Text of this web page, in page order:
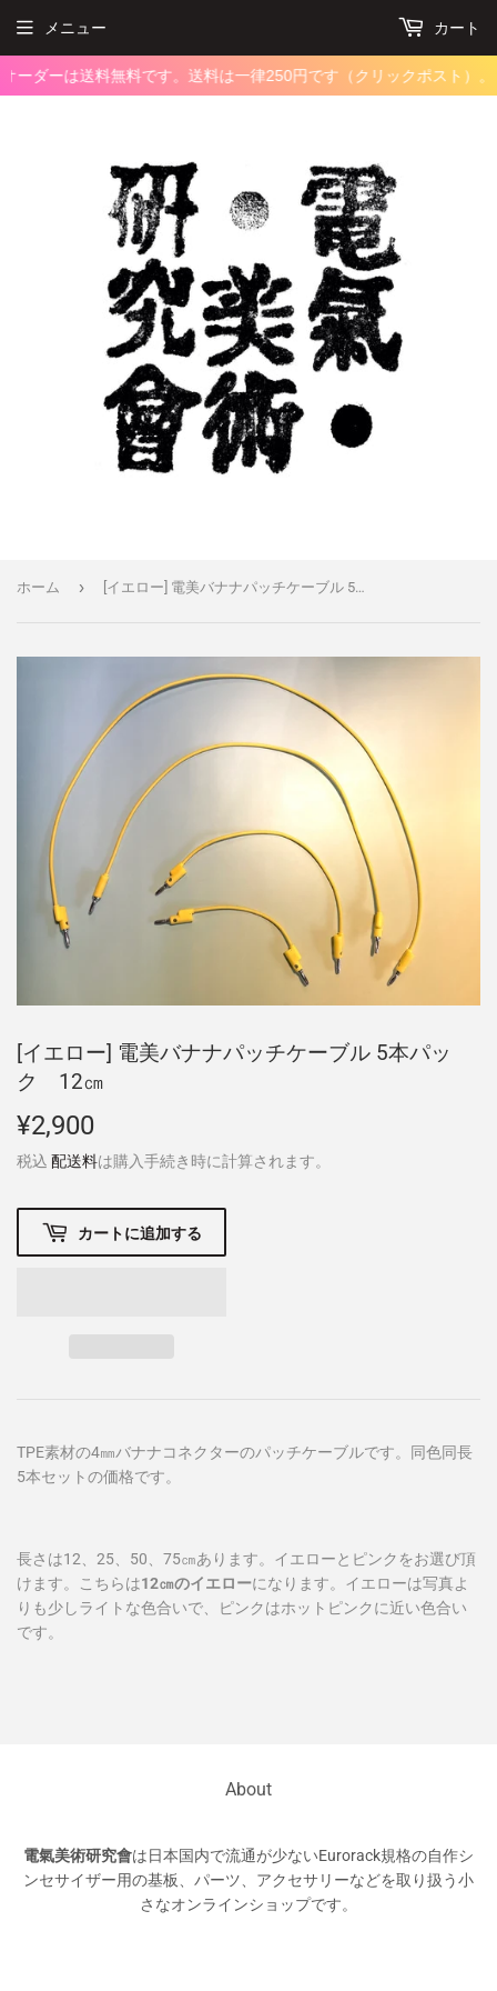
ダーは送料無料です。 送料は一律250円です（クリックポスト）
メニュー カート
ホーム › [イエロー] 電美バナナパッチケーブル 5本パック 12㎝
[イエロー] 電美バナナパッチケーブル 5本パッ
ク 12㎝
¥2,900
税込 配送料は購入手続き時に計算されます。
カートに追加する
TPE素材の4㎜バナナコネクターのパッチケーブルです。同色同長
5本セットの価格です。
長さは12、25、50、75㎝あります。イエローとピンクをお選び頂
けます。こちらは12㎝のイエローになります。イエローは写真よ
りも少しライトな色合いで、ピンクはホットピンクに近い色合い
です。
About
電氣美術研究會は日本国内で流通が少ないEurorack規格の自作シ
ンセサイザー用の基板、パーツ、アクセサリーなどを取り扱う小
さなオンラインショップです。